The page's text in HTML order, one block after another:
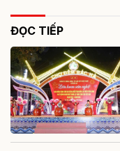
ĐỌC TIẾP